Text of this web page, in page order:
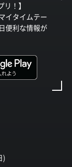
)
リ！】
イタイムテー
便利な情報が